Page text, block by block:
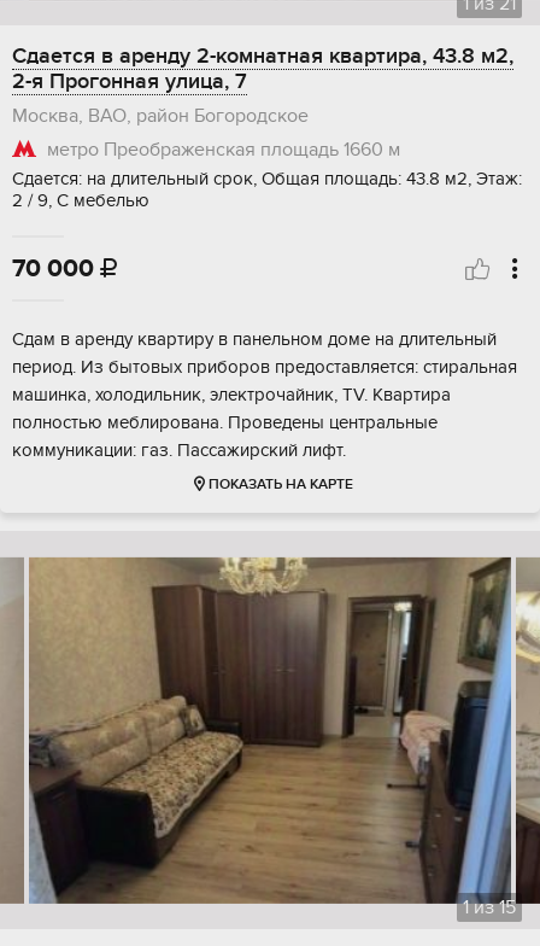
Сдается в аренду 2-комнатная квартира, 43.8 м2,
2-я Прогонная улица, 7
Москва, ВАО, район Богородское
метро Преображенская площадь 1660 м
Сдается: на длительный срок, Общая площадь: 43.8 м2, Этаж:
2 / 9, С мебелью
70 000 
Сдам в аренду квартиру в панельном доме на длительный
период. Из бытовых приборов предоставляется: стиральная
машинка, холодильник, электрочайник, TV. Квартира
полностью меблирована. Проведены центральные
коммуникации: газ. Пассажирский лифт.
ПОКАЗАТЬ НА КАРТЕ
1из15